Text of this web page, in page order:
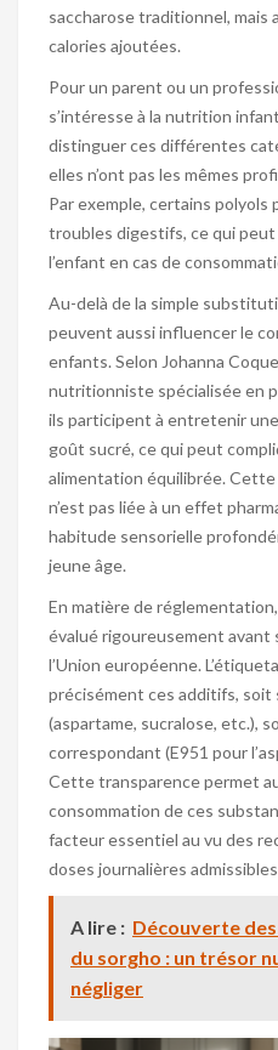
saccharose traditionnel, mais
calories ajoutées.
Pour un parent ou un
s’intéresse à la nutrition
distinguer ces différentes
elles n’ont pas les mêmes
Par exemple, certains
troubles digestifs, ce qui
l’enfant en cas de
Au-delà de la simple
peuvent aussi influencer le
enfants. Selon Johanna
nutritionniste spécialisée en
ils participent à entretenir
goût sucré, ce qui peut
alimentation équilibrée.
n’est pas liée à un effet
habitude sensorielle
jeune âge.
En matière de
évalué rigoureusement avant
l’Union européenne.
précisément ces additifs, soit
(aspartame, sucralose, etc.),
correspondant (E951 pour
Cette transparence permet
consommation de ces
facteur essentiel au vu des
doses journalières
A lire : Découverte
du sorgho : un trésor
négliger